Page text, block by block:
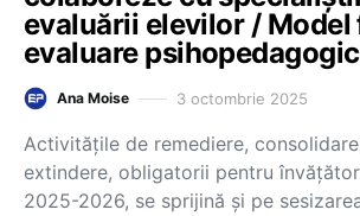
evaluării elevilor / Model
evaluare
Ana Moise 3 octombrie 2025
Activitățile de remediere,
extindere, obligatorii pentru
2025-2026, se sprijină și pe